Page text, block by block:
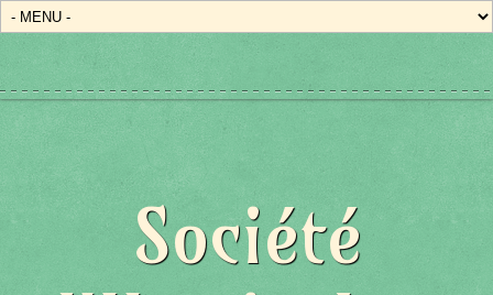
Société